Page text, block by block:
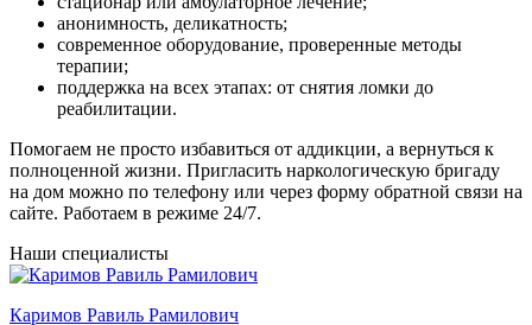
анонимность, деликатность;
современное оборудование, проверенные методы
терапии;
поддержка на всех этапах: от снятия ломки до
реабилитации.
Помогаем не просто избавиться от аддикции, а вернуться к
полноценной жизни. Пригласить наркологическую бригаду
на дом можно по телефону или через форму обратной связи на
сайте. Работаем в режиме 24/7.
Наши специалисты
Каримов Равиль Рамилович